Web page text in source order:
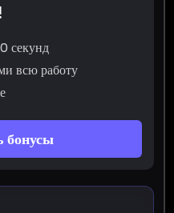
секунд
всю работу
бонусы